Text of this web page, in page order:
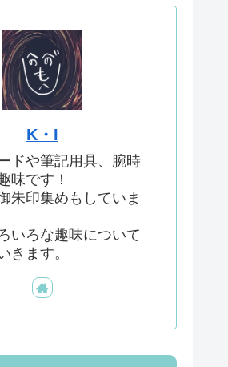
K・I
ドや筆記用具、腕時
味です！
朱印集めもしていま
いろな趣味について
きます。